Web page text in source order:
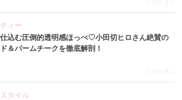
2026.8.5
ィー
込む圧倒的透明感ほっぺ♡小田切ヒロさん絶賛の
＆バームチークを徹底解剖！
2026.8.4
タイル